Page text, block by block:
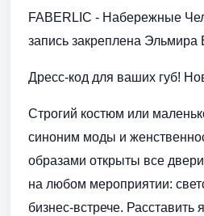
FABERLIC - Набережные
запись закреплена
Дресс-код для ваших губ!
Строгий костюм или
синоним моды и
образами открыты все
на любом мероприятии:
бизнес-встрече. Расставить